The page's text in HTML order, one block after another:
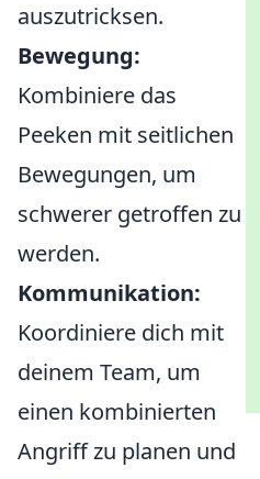
auszutricksen.
Bewegung:
Kombiniere das
Peeken mit seitlichen
Bewegungen, um
schwerer getroffen zu
werden.
Kommunikation:
Koordiniere dich mit
deinem Team, um
einen kombinierten
Angriff zu planen und